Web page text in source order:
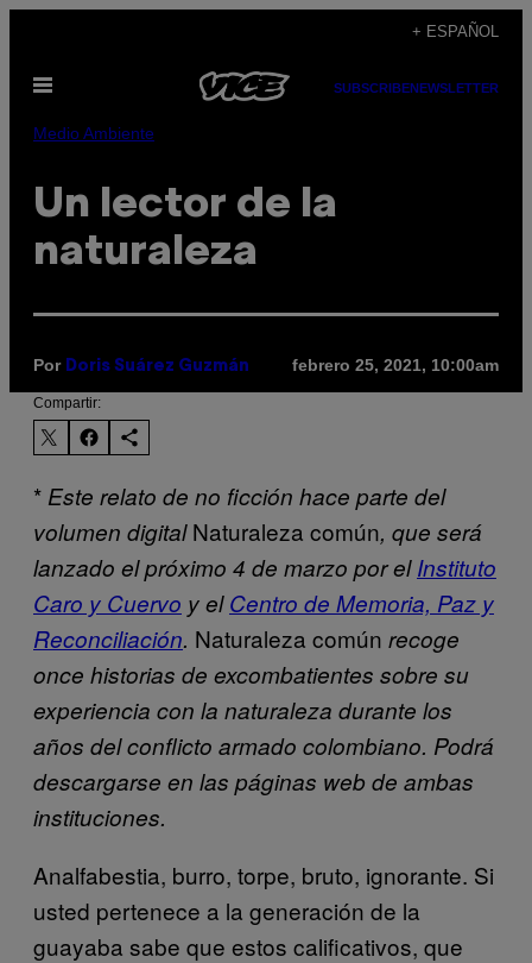
contenido
+ ESPAÑOL
Abrir
SUBSCRIBENEWSLETTER
Medio Ambiente
Un lector de la
naturaleza
Por Doris Suárez Guzmán febrero 25, 2021, 10:00am
Compartir:
* Este relato de no ficción hace parte del
volumen digitalNaturaleza común, que será
lanzado el próximo 4 de marzo por elInstituto
Caro y Cuervo y elCentro de Memoria, Paz y
Reconciliación. Naturaleza común recoge
once historias de excombatientes sobre su
experiencia con la naturaleza durante los
años del conflicto armado colombiano. Podrá
descargarse en las páginas web de ambas
instituciones.
Analfabestia, burro, torpe, bruto, ignorante. Si
usted pertenece a la generación de la
guayaba sabe que estos calificativos, que